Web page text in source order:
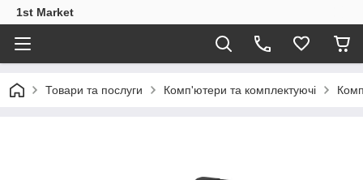
1st Market
Товари та послуги Комп'ютери та комплектуючі